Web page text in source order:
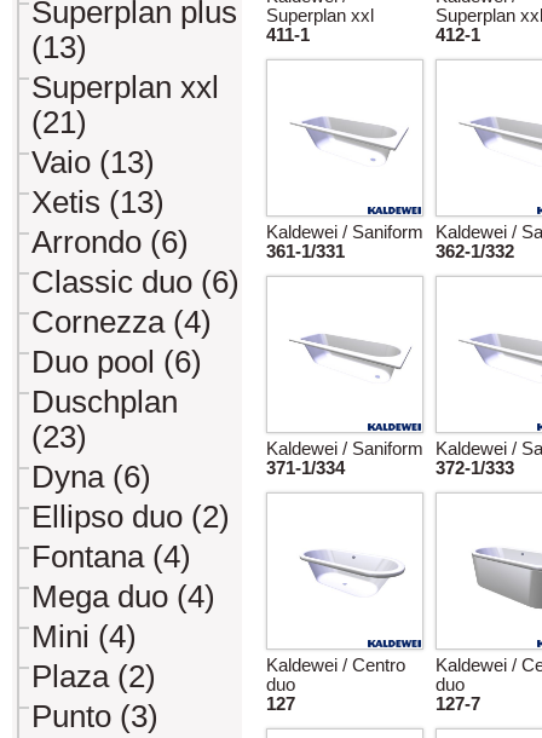
Superplan plus
(13)
Superplan xxl
(21)
Vaio (13)
Xetis (13)
Arrondo (6)
Classic duo (6)
Cornezza (4)
Duo pool (6)
Duschplan
(23)
Dyna (6)
Ellipso duo (2)
Fontana (4)
Mega duo (4)
Mini (4)
Plaza (2)
Punto (3)
Superplan xxl
411-1
Superplan xxl
412-1
Kaldewei / Saniform
361-1/331
Kaldewei /
362-1/332
Kaldewei / Saniform
371-1/334
Kaldewei /
372-1/333
Kaldewei / Centro
duo
127
Kaldewei /
duo
127-7